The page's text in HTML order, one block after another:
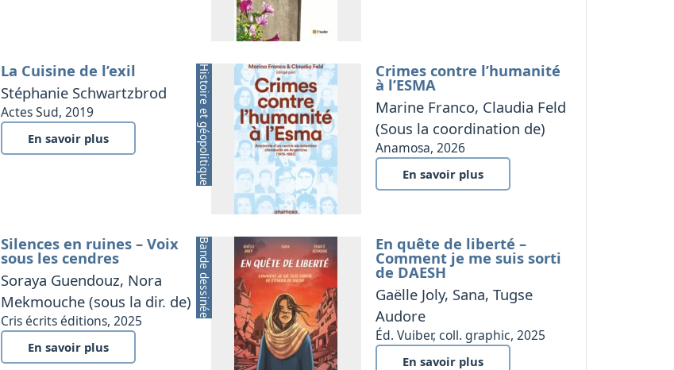
La Cuisine de l’exil
Stéphanie Schwartzbrod
Actes Sud, 2019
En savoir plus Histoire et géopolitique Crimes contre l’humanité
à l’ESMA
Marine Franco, Claudia Feld
(Sous la coordination de)
Anamosa, 2026
En savoir plus
Silences en ruines – Voix
sous les cendres
Soraya Guendouz, Nora
Mekmouche (sous la dir. de)
Cris écrits éditions, 2025
En savoir plus
Bande dessinée En quête de liberté –
Comment je me suis sorti
de DAESH
Gaëlle Joly, Sana, Tugse
Audore
Éd. Vuiber, coll. graphic, 2025
En savoir plus